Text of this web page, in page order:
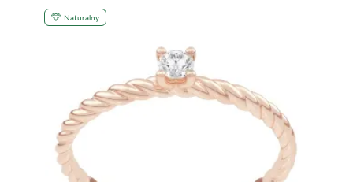
Naturalny